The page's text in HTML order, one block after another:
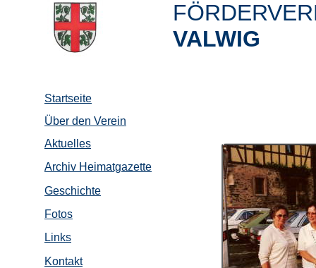
Startseite
Über den Verein
Aktuelles
Archiv Heimatgazette
Geschichte
Fotos
Links
Kontakt
VALWIG